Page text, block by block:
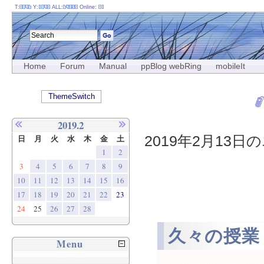
Home Forum Manual ppBlog webRing mobileIt
2019年2月13日
久々の授業
T: Y: ALL: Online:
ThemeSwitch
2019.2
日 月 火 水 木 金 土
1
2
3
4 5 6 7 8
9
10
11 12 13 14 15
16
17
18 19 20 21 22
23
24
25 26 27 28
Menu